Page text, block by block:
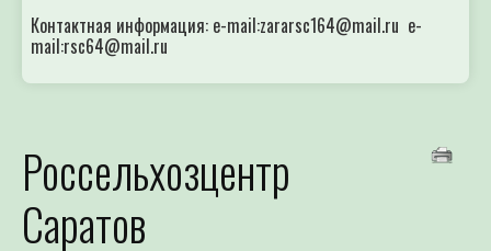
Контактная информация: e-mail:zararsc164@mail.ru e-
mail:rsc64@mail.ru
Россельхозцентр
Саратов